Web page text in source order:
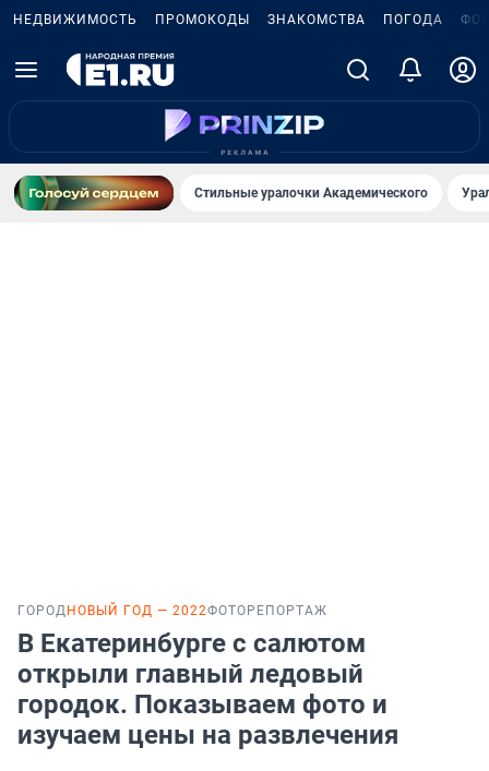
НЕДВИЖИМОСТЬ ПРОМОКОДЫ ЗНАКОМСТВА ПОГОДА
Стильные уралочки Академического
ГОРОД НОВЫЙ ГОД — 2022ФОТОРЕПОРТАЖ
В Екатеринбурге с салютом
открыли главный ледовый
городок. Показываем фото и
изучаем цены на развлечения